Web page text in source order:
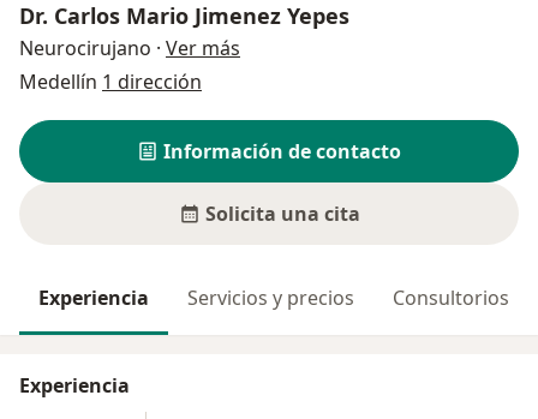
Dr. Carlos Mario Jimenez Yepes
Neurocirujano · Ver más
Medellín 1 dirección
Información de contacto
Solicita una cita
Experiencia Servicios y precios Consultorios
Experiencia